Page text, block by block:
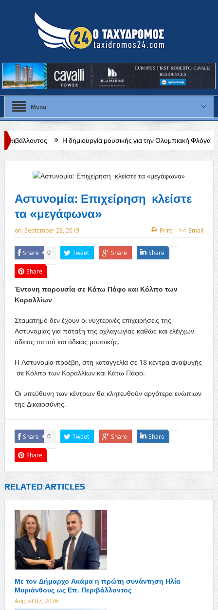
Menu
Η δημιουργία μουσικής για την Ολυμπιακή Φλόγα ύψιστη
Αστυνομία: Επιχείρηση κλείστε
τα «μεγάφωνα»
on:September 28, 2019 Print Email
Share 0 Tweet Share Share
Share
Έντονη παρουσία σε Κάτω Πάφο και Κόλπο των
Κοραλλίων
Σταματημό δεν έχουν οι νυχτερινές επιχειρήσεις της
Αστυνομίας για πάταξη της οχλαγωγίας καθώς και ελέγχων
άδειας ποτού και άδειας μουσικής.
Η Αστυνομία προέβη, στη καταγγελία σε 18 κέντρα αναψυχής
σε Κόλπο των Κοραλλίων και Κάτω Πάφο.
Οι υπεύθυνη των κέντρων θα κλητευθούν αργότερα ενώπιων
της Δικαιοσύνης.
Share 0 Tweet Share Share
Share
RELATED ARTICLES
Με τον Δήμαρχο Ακάμα η πρώτη συνάντηση Ηλία
Μυριάνθους ως Επ. Περιβάλλοντος
August 07, 2026